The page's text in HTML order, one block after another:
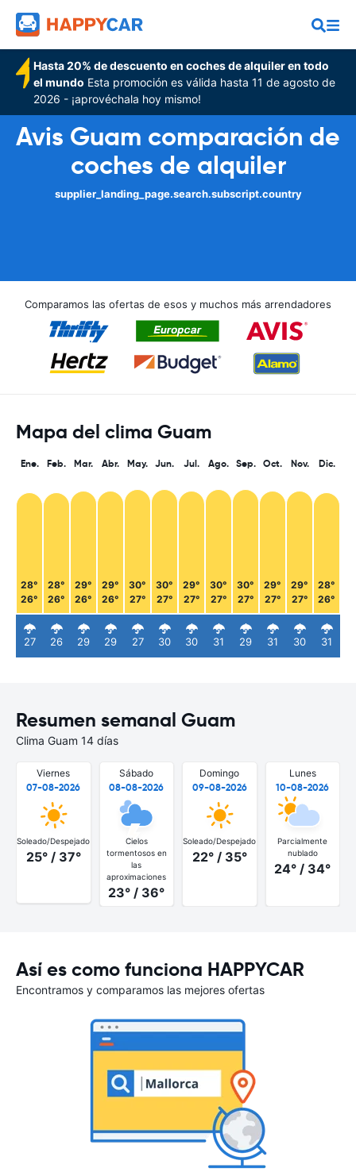
Hasta 20% de descuento en coches de alquiler en todo
el mundo Esta promoción es válida hasta 11 de agosto de
2026 - ¡aprovéchala hoy mismo!
Avis Guam comparación de
coches de alquiler
supplier_landing_page.search.subscript.country
Comparamos las ofertas de esos y muchos más arrendadores
Mapa del clima Guam
Ene.
28°
26°
27
Feb.
28°
26°
26
Mar.
29°
26°
29
Abr.
29°
26°
29
May.
30°
27°
27
Jun.
30°
27°
30
Jul.
29°
27°
30
Ago.
30°
27°
31
Sep.
30°
27°
29
Oct.
29°
27°
31
Nov.
29°
27°
30
Dic.
28°
26°
31
Resumen semanal Guam
Clima Guam 14 días
Viernes
07-08-2026
Soleado/Despejado
25° / 37°
Sábado
08-08-2026
Cielos
tormentosos en
las
aproximaciones
23° / 36°
Domingo
09-08-2026
Soleado/Despejado
22° / 35°
Lunes
10-08-2026
Parcialmente
nublado
24° / 34°
Así es como funciona HAPPYCAR
Encontramos y comparamos las mejores ofertas